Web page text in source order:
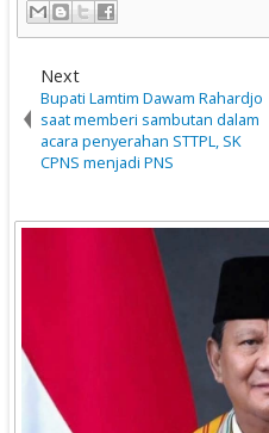
Next
Bupati Lamtim Dawam Rahardjo
saat memberi sambutan dalam
acara penyerahan STTPL, SK
CPNS menjadi PNS